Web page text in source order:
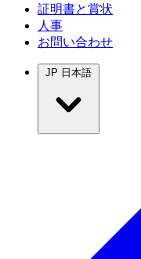
証明書と賞状
人事
お問い合わせ
JP 日本語